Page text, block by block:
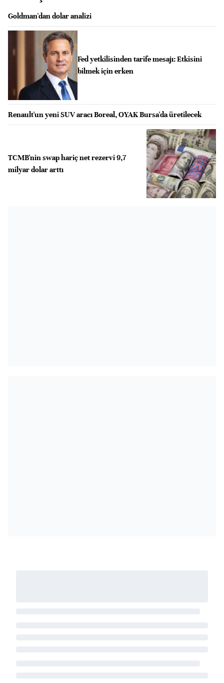
Goldman'dan dolar analizi
Fed yetkilisinden tarife mesajı: Etkisini
bilmek için erken
Renault'un yeni SUV aracı Boreal, OYAK Bursa'da üretilecek
TCMB'nin swap hariç net rezervi 9,7
milyar dolar arttı